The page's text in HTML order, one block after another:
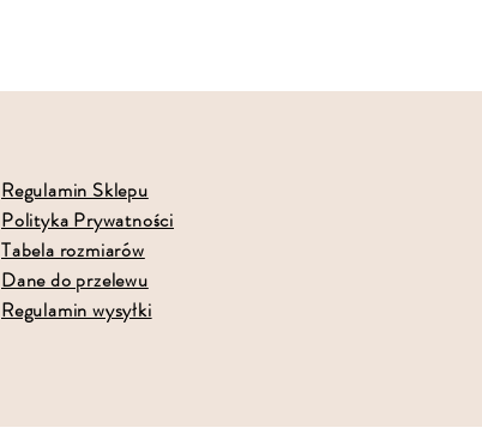
Regulamin Sklepu
Polityka Prywatności
Tabela rozmiarów
Dane do przelewu
Regulamin wysyłki